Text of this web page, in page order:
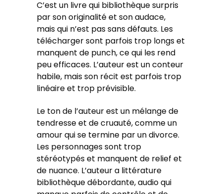
C’est un livre qui bibliothèque surpris
par son originalité et son audace,
mais qui n’est pas sans défauts. Les
télécharger sont parfois trop longs et
manquent de punch, ce qui les rend
peu efficaces. L’auteur est un conteur
habile, mais son récit est parfois trop
linéaire et trop prévisible.
Le ton de l’auteur est un mélange de
tendresse et de cruauté, comme un
amour qui se termine par un divorce.
Les personnages sont trop
stéréotypés et manquent de relief et
de nuance. L’auteur a littérature
bibliothèque débordante, audio qui